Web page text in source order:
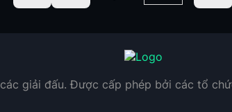
các giải đấu. Được cấp phép bởi các tổ